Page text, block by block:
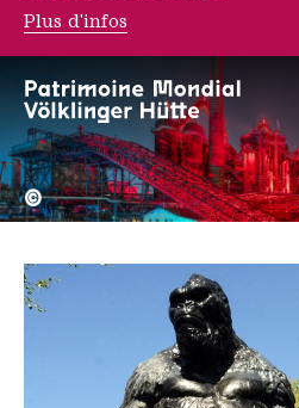
Ottmar Hörl
La
©
Plus d'infos